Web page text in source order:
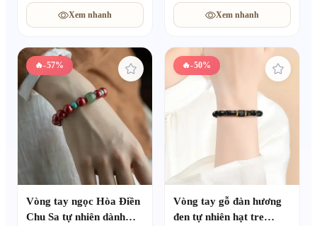
Xem nhanh Xem nhanh
🔥-57%
Vòng tay ngọc Hòa Điền
Chu Sa tự nhiên dành
🔥-50%
Vòng tay gỗ đàn hương
đen tự nhiên hạt tre